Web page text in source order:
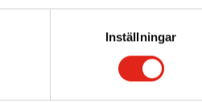
Inställningar